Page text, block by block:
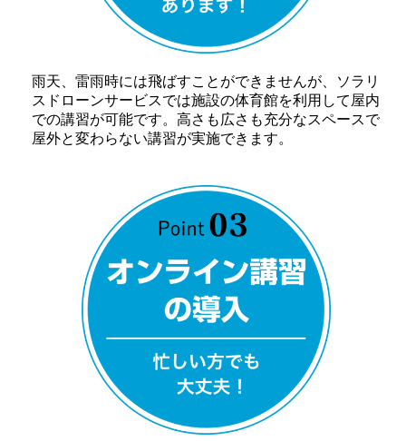
雨天、雷雨時には飛ばすことができませんが、ソラリ
スドローンサービスでは施設の体育館を利用して屋内
での講習が可能です。高さも広さも充分なスペースで
屋外と変わらない講習が実施できます。